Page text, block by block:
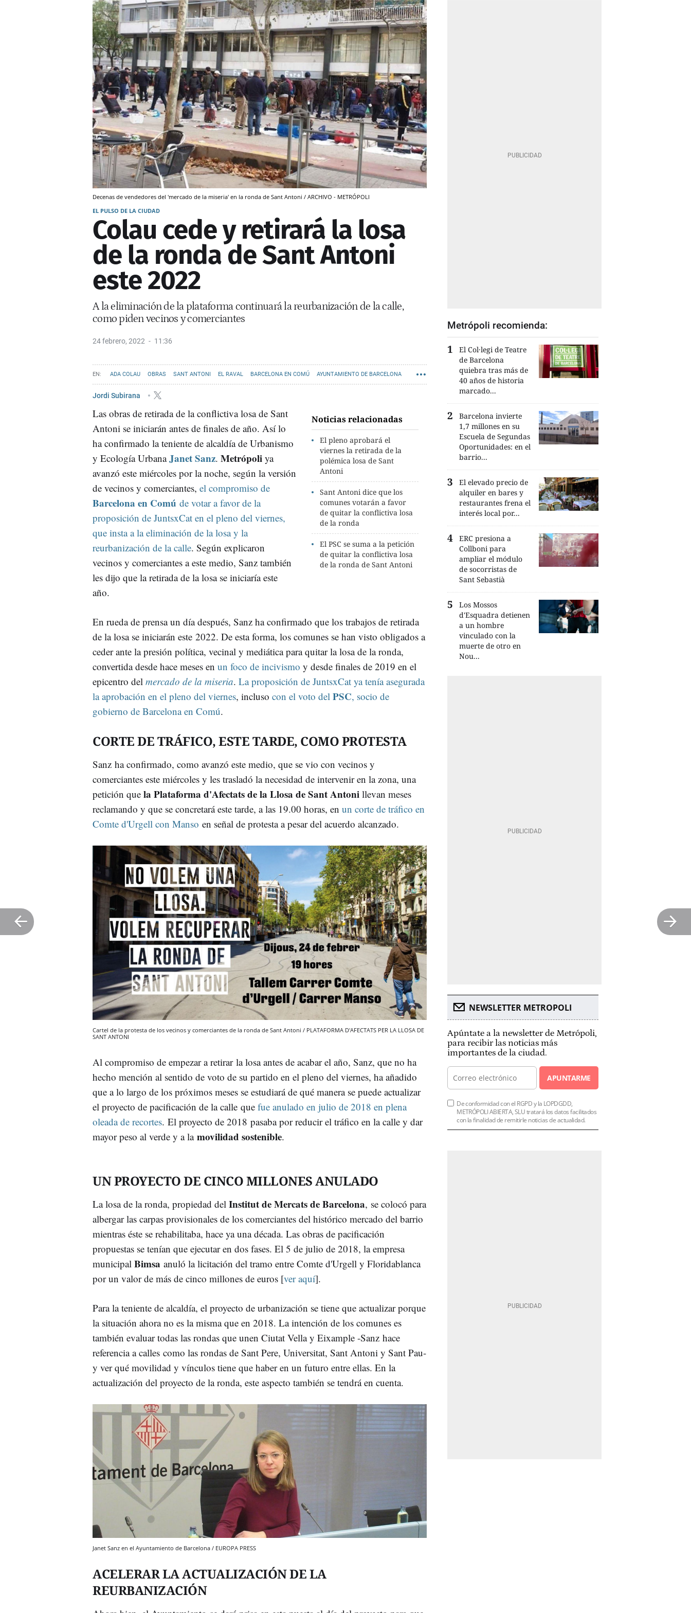
Decenas de vendedores del 'mercado de la miseria' en la ronda de Sant Antoni / ARCHIVO - METRÓPOLI
EL PULSO DE LA CIUDAD
Colau cede y retirará la losa
de la ronda de Sant Antoni
este 2022
A la eliminación de la plataforma continuará la reurbanización de la calle,
como piden vecinos y comerciantes
24 febrero, 2022 11:36
ADA COLAU OBRAS SANT ANTONI EL RAVAL BARCELONA EN COMÚ AYUNTAMIENTO DE BARCELONA
JANET SANZ
Jordi Subirana
Noticias relacionadas
El pleno aprobará el
viernes la retirada de la
polémica losa de Sant
Antoni
Sant Antoni dice que los
comunes votarán a favor
de quitar la conflictiva losa
de la ronda
El PSC se suma a la petición
de quitar la conflictiva losa
de la ronda de Sant Antoni
Las obras de retirada de la conflictiva losa de Sant
Antoni se iniciarán antes de finales de año. Así lo
ha confirmado la teniente de alcaldía de Urbanismo
y Ecología Urbana Janet Sanz. Metrópoli ya
avanzó este miércoles por la noche, según la versión
de vecinos y comerciantes, el compromiso de
Barcelona en Comú de votar a favor de la
proposición de JuntsxCat en el pleno del viernes,
que insta a la eliminación de la losa y la
reurbanización de la calle. Según explicaron
vecinos y comerciantes a este medio, Sanz también
les dijo que la retirada de la losa se iniciaría este
año.
En rueda de prensa un día después, Sanz ha confirmado que los trabajos de retirada
de la losa se iniciarán este 2022. De esta forma, los comunes se han visto obligados a
ceder ante la presión política, vecinal y mediática para quitar la losa de la ronda,
convertida desde hace meses en un foco de incivismo y desde finales de 2019 en el
epicentro del mercado de la miseria. La proposición de JuntsxCat ya tenía asegurada
la aprobación en el pleno del viernes, incluso con el voto del PSC, socio de
gobierno de Barcelona en Comú.
CORTE DE TRÁFICO, ESTE TARDE, COMO PROTESTA
Sanz ha confirmado, como avanzó este medio, que se vio con vecinos y
comerciantes este miércoles y les trasladó la necesidad de intervenir en la zona, una
petición que la Plataforma d'Afectats de la Llosa de Sant Antoni llevan meses
reclamando y que se concretará este tarde, a las 19.00 horas, en un corte de tráfico en
Comte d'Urgell con Manso en señal de protesta a pesar del acuerdo alcanzado.
Cartel de la protesta de los vecinos y comerciantes de la ronda de Sant Antoni / PLATAFORMA D'AFECTATS PER LA LLOSA DE
SANT ANTONI
Al compromiso de empezar a retirar la losa antes de acabar el año, Sanz, que no ha
hecho mención al sentido de voto de su partido en el pleno del viernes, ha añadido
que a lo largo de los próximos meses se estudiará de qué manera se puede actualizar
el proyecto de pacificación de la calle que fue anulado en julio de 2018 en plena
oleada de recortes. El proyecto de 2018 pasaba por reducir el tráfico en la calle y dar
mayor peso al verde y a la movilidad sostenible.
UN PROYECTO DE CINCO MILLONES ANULADO
La losa de la ronda, propiedad del Institut de Mercats de Barcelona, se colocó para
albergar las carpas provisionales de los comerciantes del histórico mercado del barrio
mientras éste se rehabilitaba, hace ya una década. Las obras de pacificación
propuestas se tenían que ejecutar en dos fases. El 5 de julio de 2018, la empresa
municipal Bimsa anuló la licitación del tramo entre Comte d'Urgell y Floridablanca
por un valor de más de cinco millones de euros [ver aquí].
Para la teniente de alcaldía, el proyecto de urbanización se tiene que actualizar porque
la situación ahora no es la misma que en 2018. La intención de los comunes es
también evaluar todas las rondas que unen Ciutat Vella y Eixample -Sanz hace
referencia a calles como las rondas de Sant Pere, Universitat, Sant Antoni y Sant Pau-
y ver qué movilidad y vínculos tiene que haber en un futuro entre ellas. En la
actualización del proyecto de la ronda, este aspecto también se tendrá en cuenta.
Janet Sanz en el Ayuntamiento de Barcelona / EUROPA PRESS
ACELERAR LA ACTUALIZACIÓN DE LA
REURBANIZACIÓN
Metrópoli recomienda:
El Col·legi de Teatre
de Barcelona
quiebra tras más de
40 años de historia
marcado...
Barcelona invierte
1,7 millones en su
Escuela de Segundas
Oportunidades: en el
barrio...
El elevado precio de
alquiler en bares y
restaurantes frena el
interés local por...
ERC presiona a
Collboni para
ampliar el módulo
de socorristas de
Sant Sebastià
Los Mossos
d'Esquadra detienen
a un hombre
vinculado con la
muerte de otro en
Nou...
NEWSLETTER METROPOLI
Apúntate a la newsletter de Metrópoli,
para recibir las noticias más
importantes de la ciudad.
APUNTARME
De conformidad con el RGPD y la LOPDGDD,
METRÓPOLI ABIERTA, SLU tratará los datos facilitados
con la finalidad de remitirle noticias de actualidad.